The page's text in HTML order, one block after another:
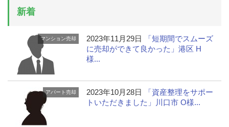
新着
マンション売却 2023年11月29日
「短期間でスムーズ
に売却ができて良かった」港区 H
様...
アパート売却 2023年10月28日
「資産整理をサポー
トいただきました」川口市 O様...